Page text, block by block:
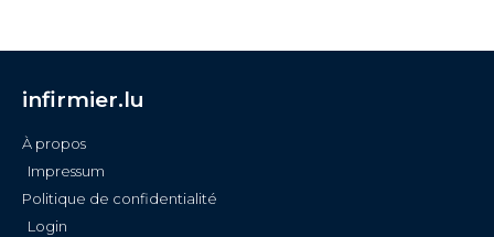
infirmier.lu
À propos
Impressum
Politique de confidentialité
Login